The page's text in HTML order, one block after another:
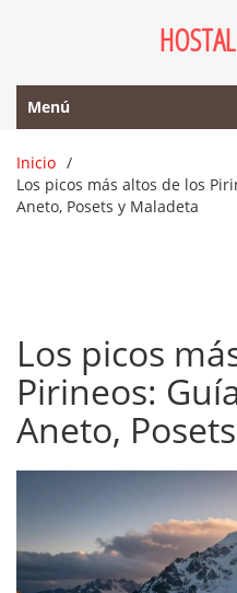
Menú
Inicio
Los picos más altos de los
Aneto, Posets y Maladeta
Los picos
Pirineos:
Aneto,